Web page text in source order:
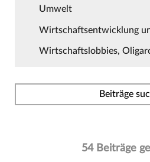
Umwelt
Wirtschaftsentwicklung
Wirtschaftslobbies,
Beiträge
54 Beiträge